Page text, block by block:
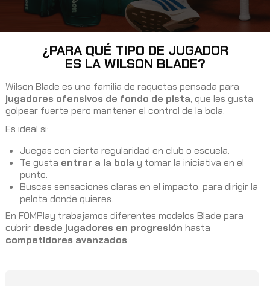
¿PARA QUÉ TIPO DE JUGADOR
ES LA WILSON BLADE?
Wilson Blade es una familia de raquetas pensada para
jugadores ofensivos de fondo de pista, que les gusta
golpear fuerte pero mantener el control de la bola.
Es ideal si:
Juegas con cierta regularidad en club o escuela.
Te gusta entrar a la bola y tomar la iniciativa en el
punto.
Buscas sensaciones claras en el impacto, para dirigir la
pelota donde quieres.
En FOMPlay trabajamos diferentes modelos Blade para
cubrir desde jugadores en progresión hasta
competidores avanzados.